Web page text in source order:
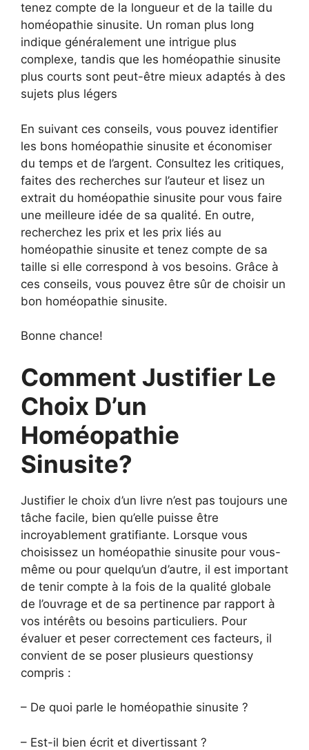
tenez compte de la longueur et de la taille du
homéopathie sinusite. Un roman plus long
indique généralement une intrigue plus
complexe, tandis que les homéopathie sinusite
plus courts sont peut-être mieux adaptés à des
sujets plus légers
En suivant ces conseils, vous pouvez identifier
les bons homéopathie sinusite et économiser
du temps et de l’argent. Consultez les critiques,
faites des recherches sur l’auteur et lisez un
extrait du homéopathie sinusite pour vous faire
une meilleure idée de sa qualité. En outre,
recherchez les prix et les prix liés au
homéopathie sinusite et tenez compte de sa
taille si elle correspond à vos besoins. Grâce à
ces conseils, vous pouvez être sûr de choisir un
bon homéopathie sinusite.
Bonne chance!
Comment Justifier Le
Choix D’un
Homéopathie
Sinusite?
Justifier le choix d’un livre n’est pas toujours une
tâche facile, bien qu’elle puisse être
incroyablement gratifiante. Lorsque vous
choisissez un homéopathie sinusite pour vous-
même ou pour quelqu’un d’autre, il est important
de tenir compte à la fois de la qualité globale
de l’ouvrage et de sa pertinence par rapport à
vos intérêts ou besoins particuliers. Pour
évaluer et peser correctement ces facteurs, il
convient de se poser plusieurs questionsy
compris :
– De quoi parle le homéopathie sinusite ?
– Est-il bien écrit et divertissant ?